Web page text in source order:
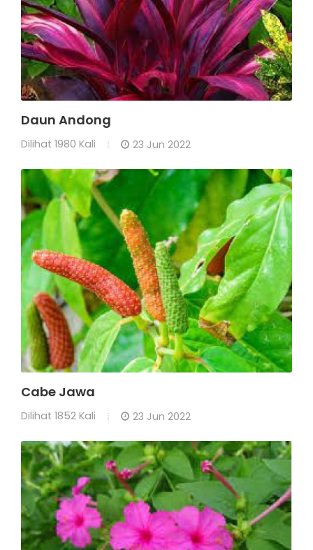
Daun Andong
Dilihat 1980 Kali 23 Jun 2022
Cabe Jawa
Dilihat 1852 Kali 23 Jun 2022